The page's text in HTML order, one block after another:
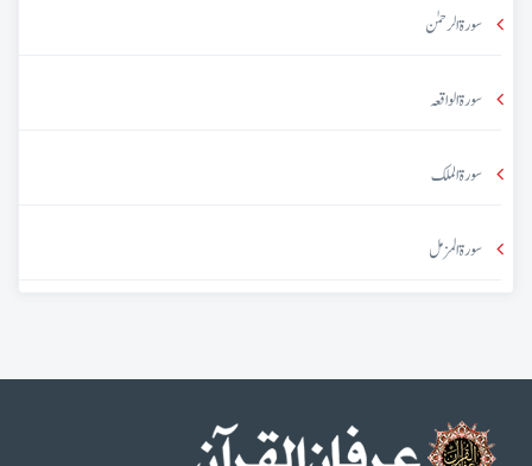
سورۃ الرحمٰن
سورۃ الواقعہ
سورۃ الملک
سورۃ المزمل